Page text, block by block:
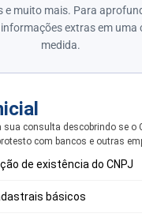
e muito mais. Para
extras em uma
medida.
sua consulta descobrindo se o
com bancos e outras
de existência do CNPJ
básicos